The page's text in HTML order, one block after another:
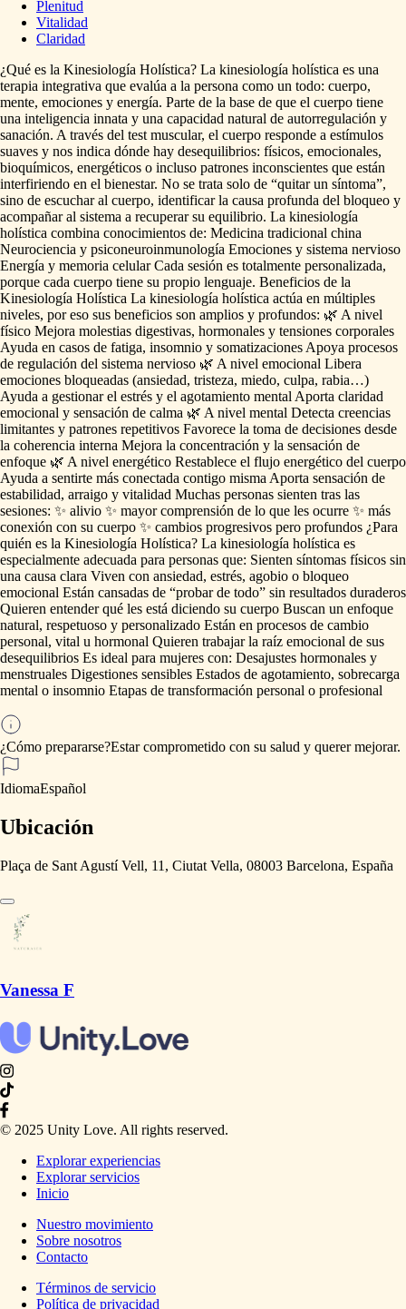
Plenitud
Vitalidad
Claridad
¿Qué es la Kinesiología Holística? La kinesiología holística es una
terapia integrativa que evalúa a la persona como un todo: cuerpo,
mente, emociones y energía. Parte de la base de que el cuerpo tiene
una inteligencia innata y una capacidad natural de autorregulación y
sanación. A través del test muscular, el cuerpo responde a estímulos
suaves y nos indica dónde hay desequilibrios: físicos, emocionales,
bioquímicos, energéticos o incluso patrones inconscientes que están
interfiriendo en el bienestar. No se trata solo de “quitar un síntoma”,
sino de escuchar al cuerpo, identificar la causa profunda del bloqueo y
acompañar al sistema a recuperar su equilibrio. La kinesiología
holística combina conocimientos de: Medicina tradicional china
Neurociencia y psiconeuroinmunología Emociones y sistema nervioso
Energía y memoria celular Cada sesión es totalmente personalizada,
porque cada cuerpo tiene su propio lenguaje. Beneficios de la
Kinesiología Holística La kinesiología holística actúa en múltiples
niveles, por eso sus beneficios son amplios y profundos: 🌿 A nivel
físico Mejora molestias digestivas, hormonales y tensiones corporales
Ayuda en casos de fatiga, insomnio y somatizaciones Apoya procesos
de regulación del sistema nervioso 🌿 A nivel emocional Libera
emociones bloqueadas (ansiedad, tristeza, miedo, culpa, rabia…)
Ayuda a gestionar el estrés y el agotamiento mental Aporta claridad
emocional y sensación de calma 🌿 A nivel mental Detecta creencias
limitantes y patrones repetitivos Favorece la toma de decisiones desde
la coherencia interna Mejora la concentración y la sensación de
enfoque 🌿 A nivel energético Restablece el flujo energético del cuerpo
Ayuda a sentirte más conectada contigo misma Aporta sensación de
estabilidad, arraigo y vitalidad Muchas personas sienten tras las
sesiones: ✨ alivio ✨ mayor comprensión de lo que les ocurre ✨ más
conexión con su cuerpo ✨ cambios progresivos pero profundos ¿Para
quién es la Kinesiología Holística? La kinesiología holística es
especialmente adecuada para personas que: Sienten síntomas físicos sin
una causa clara Viven con ansiedad, estrés, agobio o bloqueo
emocional Están cansadas de “probar de todo” sin resultados duraderos
Quieren entender qué les está diciendo su cuerpo Buscan un enfoque
natural, respetuoso y personalizado Están en procesos de cambio
personal, vital u hormonal Quieren trabajar la raíz emocional de sus
desequilibrios Es ideal para mujeres con: Desajustes hormonales y
menstruales Digestiones sensibles Estados de agotamiento, sobrecarga
mental o insomnio Etapas de transformación personal o profesional
¿Cómo prepararse?Estar comprometido con su salud y querer mejorar.
IdiomaEspañol
Ubicación
Plaça de Sant Agustí Vell, 11, Ciutat Vella, 08003 Barcelona, España
Vanessa F
© 2025 Unity Love. All rights reserved.
Explorar experiencias
Explorar servicios
Inicio
Nuestro movimiento
Sobre nosotros
Contacto
Términos de servicio
Política de privacidad